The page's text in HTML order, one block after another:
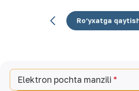
Ro‘yxatga
Elektron pochta manzili